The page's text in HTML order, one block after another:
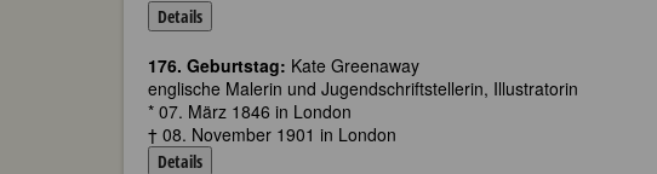
Details
176. Geburtstag: Kate Greenaway
englische Malerin und Jugendschriftstellerin, Illustratorin
* 07. März 1846 in London
† 08. November 1901 in London
Details